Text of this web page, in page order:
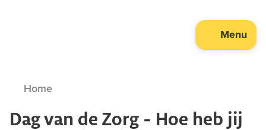
Menu
Home
Dag van de Zorg - Hoe heb jij